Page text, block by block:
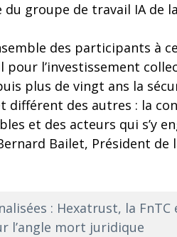
groupe de travail IA de
des participants à
pour l’investissement
plus de vingt ans la
différent des autres : la
et des acteurs qui s’y
Bailet, Président de
: Hexatrust, la
l’angle mort juridique